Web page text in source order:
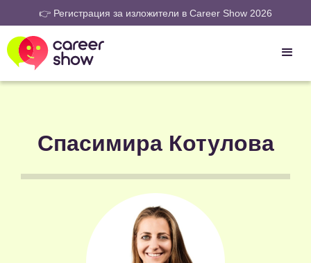
👉 Регистрация за изложители в Career Show 2026
Спасимира Котулова